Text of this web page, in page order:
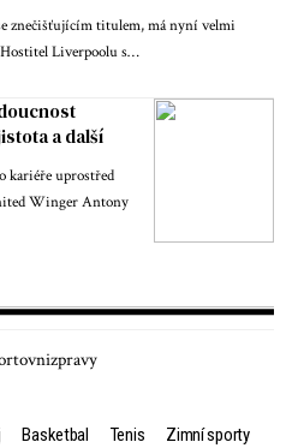
znečišťujícím titulem, má nyní velmi
Liverpoolu s…
a další
kariéře uprostřed
Winger Antony
Basketbal Tenis Zimní sporty